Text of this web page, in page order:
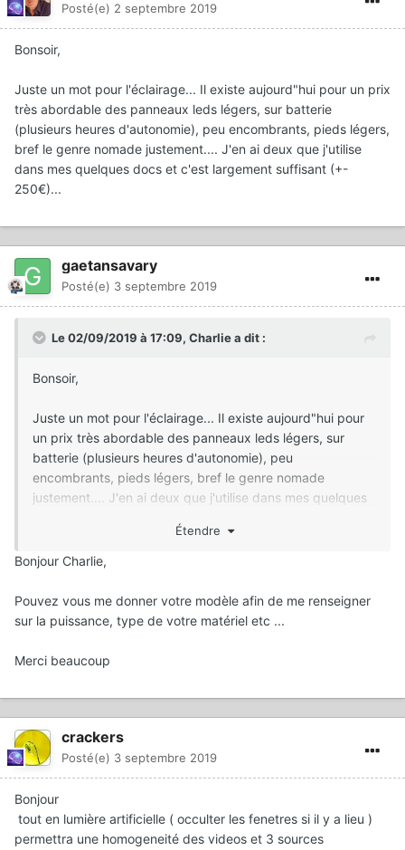
Posté(e) 2 septembre 2019
Bonsoir,
Juste un mot pour l'éclairage... Il existe aujourd"hui pour un prix
très abordable des panneaux leds légers, sur batterie
(plusieurs heures d'autonomie), peu encombrants, pieds légers,
bref le genre nomade justement.... J'en ai deux que j'utilise
dans mes quelques docs et c'est largement suffisant (+-
250€)...
gaetansavary
Posté(e) 3 septembre 2019
Le 02/09/2019 à 17:09, Charliea dit :
Bonsoir,
Juste un mot pour l'éclairage... Il existe aujourd"hui pour
un prix très abordable des panneaux leds légers, sur
batterie (plusieurs heures d'autonomie), peu
encombrants, pieds légers, bref le genre nomade
justement.... J'en ai deux que j'utilise dans mes quelques
Étendre
Bonjour Charlie,
Pouvez vous me donner votre modèle afin de me renseigner
sur la puissance, type de votre matériel etc ...
Merci beaucoup
crackers
Posté(e) 3 septembre 2019
Bonjour
tout en lumière artificielle ( occulter les fenetres si il y a lieu )
permettra une homogeneité des videos et 3 sources